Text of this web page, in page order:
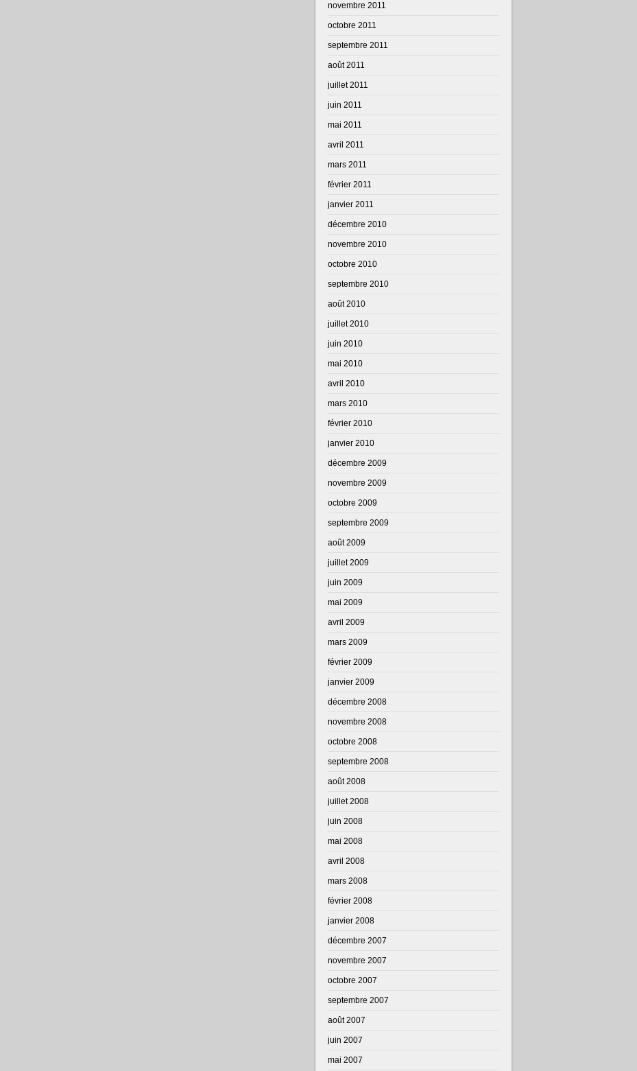
novembre 2011
octobre 2011
septembre 2011
août 2011
juillet 2011
juin 2011
mai 2011
avril 2011
mars 2011
février 2011
janvier 2011
décembre 2010
novembre 2010
octobre 2010
septembre 2010
août 2010
juillet 2010
juin 2010
mai 2010
avril 2010
mars 2010
février 2010
janvier 2010
décembre 2009
novembre 2009
octobre 2009
septembre 2009
août 2009
juillet 2009
juin 2009
mai 2009
avril 2009
mars 2009
février 2009
janvier 2009
décembre 2008
novembre 2008
octobre 2008
septembre 2008
août 2008
juillet 2008
juin 2008
mai 2008
avril 2008
mars 2008
février 2008
janvier 2008
décembre 2007
novembre 2007
octobre 2007
septembre 2007
août 2007
juin 2007
mai 2007